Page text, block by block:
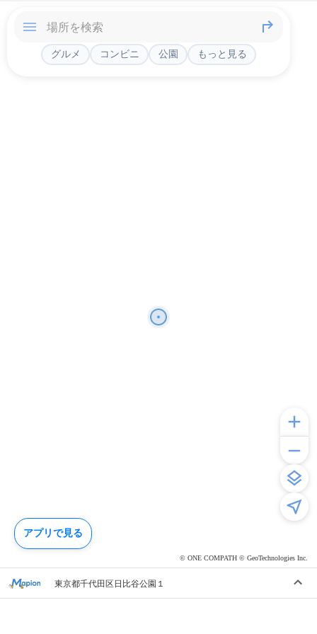
© ONE COMPATH © GeoTechnologies Inc.
グルメ コンビニ 公園 もっと見る
東京都千代田区日比谷公園１
アプリで見る